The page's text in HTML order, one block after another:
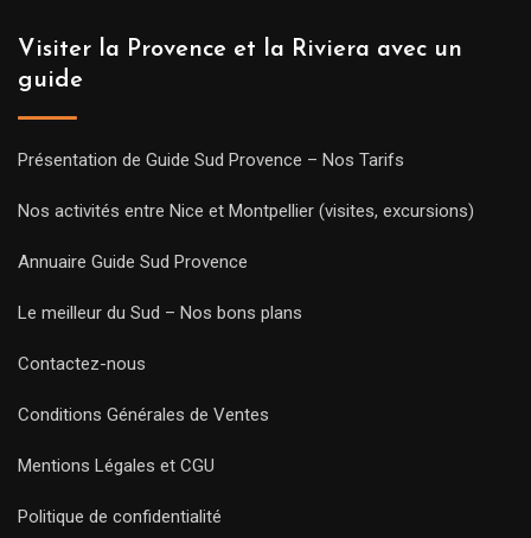
Visiter la Provence et la Riviera avec un
guide
Présentation de Guide Sud Provence – Nos Tarifs
Nos activités entre Nice et Montpellier (visites, excursions)
Annuaire Guide Sud Provence
Le meilleur du Sud – Nos bons plans
Contactez-nous
Conditions Générales de Ventes
Mentions Légales et CGU
Politique de confidentialité